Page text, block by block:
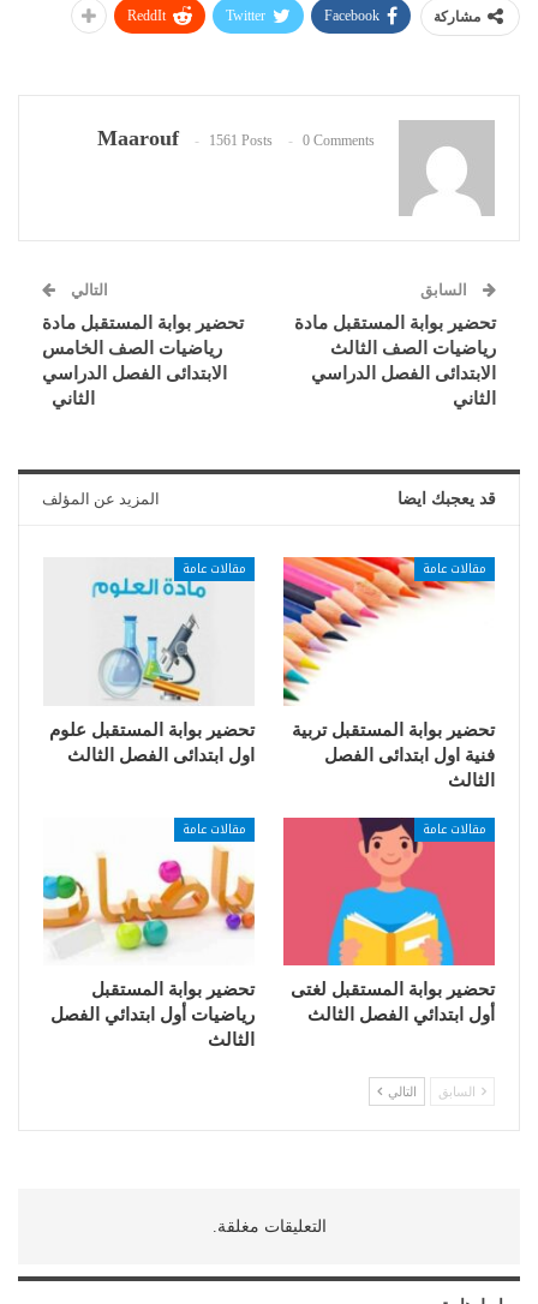
مشاركة Facebook
Twitter
ReddIt
Maarouf 1561 Posts 0 Comments
السابق
تحضير بوابة المستقبل مادة
رياضيات الصف الثالث
الابتدائى الفصل الدراسي
الثاني
التالي
تحضير بوابة المستقبل مادة
رياضيات الصف الخامس
الابتدائى الفصل الدراسي
الثاني
قد يعجبك ايضا المزيد عن المؤلف
مقالات عامة
تحضير بوابة المستقبل تربية
فنية اول ابتدائى الفصل
الثالث
مقالات عامة
تحضير بوابة المستقبل علوم
اول ابتدائى الفصل الثالث
مقالات عامة
تحضير بوابة المستقبل لغتى
أول ابتدائي الفصل الثالث
مقالات عامة
تحضير بوابة المستقبل
رياضيات أول ابتدائي الفصل
الثالث
السابق التالي
التعليقات مغلقة.